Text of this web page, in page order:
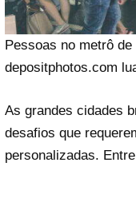
Pessoas no metrô
depositphotos.com
As grandes cidades
desafios que
personalizadas.